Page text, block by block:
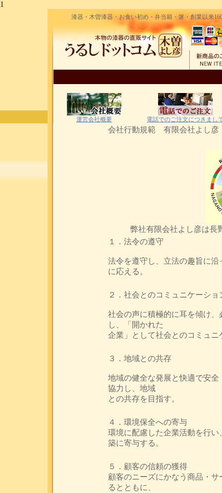
1
漆器・木曽漆器・お食い初め・弁当箱・箸・創業以来
運営会社概要 電話でのご注文につきまし
会社行動規範 有限会社よ
弊社有限会社よし彦は長
１．法令の遵守
法令を遵守し、立法の趣旨に
に応える。
２．社会とのコミュニケーショ
社会の声に積極的に耳を傾け
し、「開かれた
企業」として社会とのコミュ
３．地域との共存
地域の健全な発展と快適で安
協力し、地域
との共存を目指す。
４．環境保全への寄与
環境に配慮した企業活動を行
築に寄与する。
５．顧客の信頼の獲得
顧客のニーズにかなう商品・
るとともに、